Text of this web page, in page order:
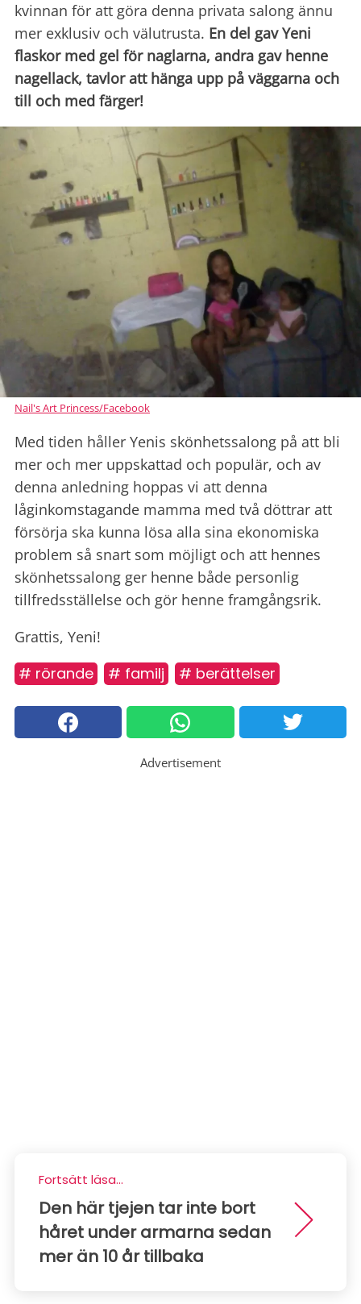
kvinnan för att göra denna privata salong ännu
mer exklusiv och välutrusta. En del gav Yeni
flaskor med gel för naglarna, andra gav henne
nagellack, tavlor att hänga upp på väggarna och
till och med färger!
Nail's Art Princess/Facebook
Med tiden håller Yenis skönhetssalong på att bli
mer och mer uppskattad och populär, och av
denna anledning hoppas vi att denna
låginkomstagande mamma med två döttrar att
försörja ska kunna lösa alla sina ekonomiska
problem så snart som möjligt och att hennes
skönhetssalong ger henne både personlig
tillfredsställelse och gör henne framgångsrik.
Grattis, Yeni!
# rörande # familj # berättelser
Advertisement
Fortsätt läsa...
Den här tjejen tar inte bort
håret under armarna sedan
mer än 10 år tillbaka